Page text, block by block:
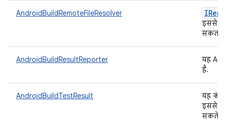
AndroidBuildRemoteFileResolver
इससे
सकता
AndroidBuildResultReporter
यह
है.
AndroidBuildTestResult
यह
इससे
सकते